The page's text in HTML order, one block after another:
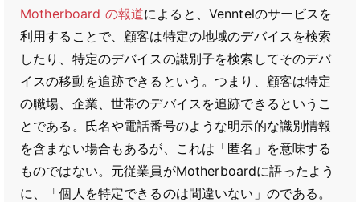
Motherboard の報道によると、Venntelのサービスを
利用することで、顧客は特定の地域のデバイスを検索
したり、特定のデバイスの識別子を検索してそのデバ
イスの移動を追跡できるという。つまり、顧客は特定
の職場、企業、世帯のデバイスを追跡できるというこ
とである。氏名や電話番号のような明示的な識別情報
を含まない場合もあるが、これは「匿名」を意味する
ものではない。元従業員がMotherboardに語ったよう
に、「個人を特定できるのは間違いない」のである。